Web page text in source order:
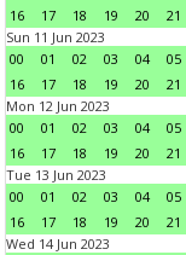
16
17 18 19 20 21
Sun 11 Jun 2023
00
01 02 03 04 05
16
17 18 19 20 21
Mon 12 Jun 2023
00
01 02 03 04 05
16
17 18 19 20 21
Tue 13 Jun 2023
00
01 02 03 04 05
16
17 18 19 20 21
Wed 14 Jun 2023